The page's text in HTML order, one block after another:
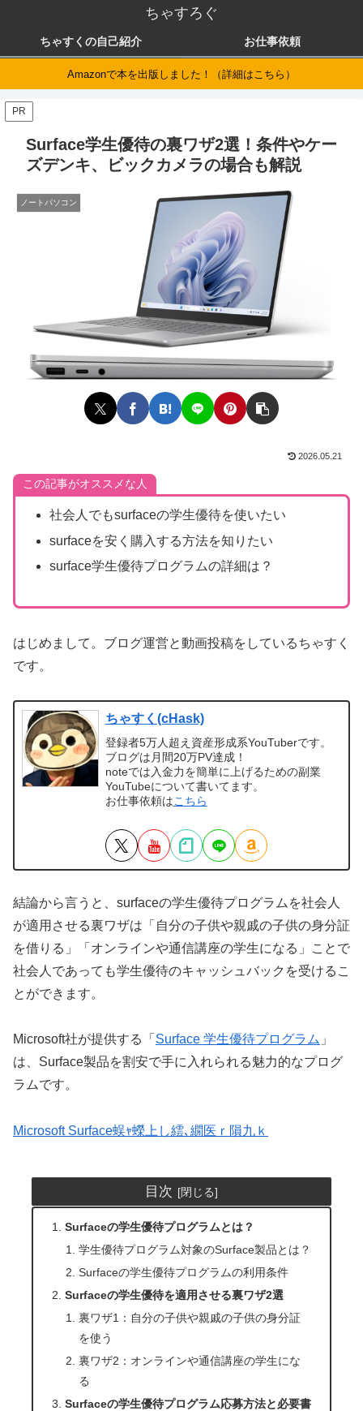
ちゃすろぐ
ちゃすくの自己紹介 お仕事依頼
Amazonで本を出版しました！（詳細はこちら）
PR
Surface学生優待の裏ワザ2選！条件やケー
ズデンキ、ビックカメラの場合も解説
ノートパソコン
2026.05.21
この記事がオススメな人
社会人でもsurfaceの学生優待を使いたい
surfaceを安く購入する方法を知りたい
surface学生優待プログラムの詳細は？
はじめまして。ブログ運営と動画投稿をしているちゃすく
です。
ちゃすく(cHask)
登録者5万人超え資産形成系YouTuberです。
ブログは月間20万PV達成！
noteでは入金力を簡単に上げるための副業
YouTubeについて書いてます。
お仕事依頼はこちら
結論から言うと、surfaceの学生優待プログラムを社会人
が適用させる裏ワザは「自分の子供や親戚の子供の身分証
を借りる」「オンラインや通信講座の学生になる」ことで
社会人であっても学生優待のキャッシュバックを受けるこ
とができます。
Microsoft社が提供する「 Surface 学生優待プログラム 」
は、Surface製品を割安で手に入れられる魅力的なプログ
ラムです。
Microsoft Surface蜈ｬ蠑上し繧､繝医ｒ隕九ｋ
目次
Surfaceの学生優待プログラムとは？
学生優待プログラム対象のSurface製品とは？
Surfaceの学生優待プログラムの利用条件
Surfaceの学生優待を適用させる裏ワザ2選
裏ワザ1：自分の子供や親戚の子供の身分証
を使う
裏ワザ2：オンラインや通信講座の学生にな
る
Surfaceの学生優待プログラム応募方法と必要書